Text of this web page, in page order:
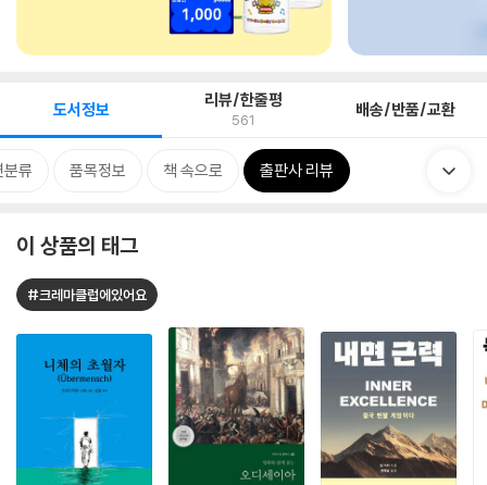
도서정보 리뷰/한줄평
561 배송/반품/교환
분류 품목정보 책 속으로 출판사 리뷰
이 상품의 태그
#크레마클럽에있어요